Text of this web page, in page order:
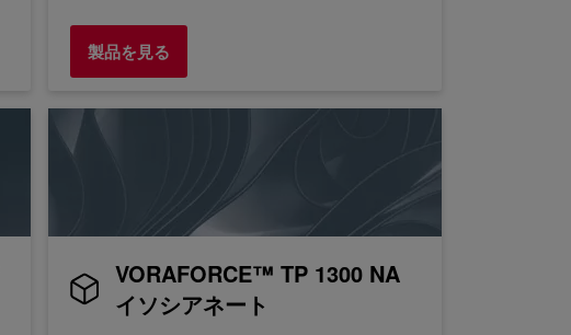
製品を見る
VORAFORCE™ TP 1300 NA
イソシアネート